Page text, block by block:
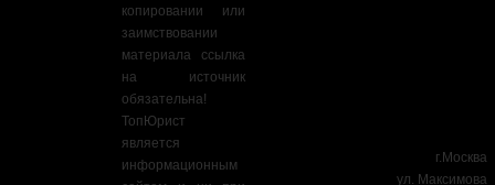
копировании или
заимствовании
материала ссылка
на источник
обязательна!
ТопЮрист
является
информационным
г.Москва
ул. Максимова